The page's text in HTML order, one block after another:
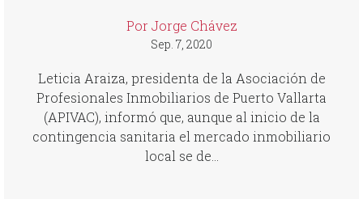
Por Jorge Chávez
Sep. 7, 2020
Leticia Araiza, presidenta de la Asociación de
Profesionales Inmobiliarios de Puerto Vallarta
(APIVAC), informó que, aunque al inicio de la
contingencia sanitaria el mercado inmobiliario
local se de...